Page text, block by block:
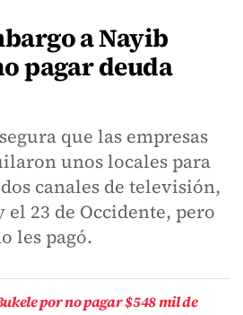
a Nayib
pagar deuda
que las empresas
unos locales para
canales de televisión,
el 23 de Occidente, pero
les pagó.
por no pagar $548 mil de